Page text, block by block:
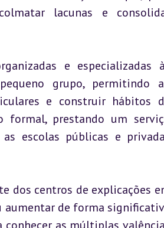
lacunas e
e especializadas
grupo, permitindo
e construir hábitos
formal, prestando um
escolas públicas e
dos centros de explicações
aumentar de forma